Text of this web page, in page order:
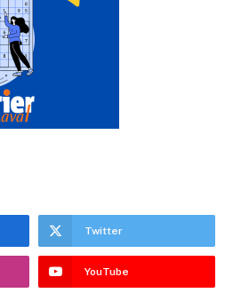
Twitter
YouTube